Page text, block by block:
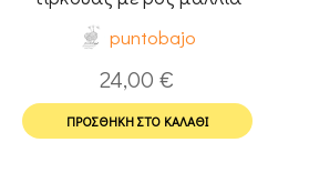
puntobajo
24,00€
ΠΡΟΣΘΉΚΗ ΣΤΟ ΚΑΛΆΘΙ